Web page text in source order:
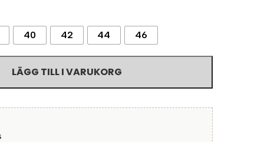
40 42 44 46
LÄGG TILL I VARUKORG